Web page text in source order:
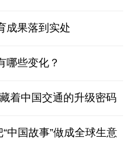
成果落到实处
哪些变化？
着中国交通的升级密码
中国故事”做成全球生意